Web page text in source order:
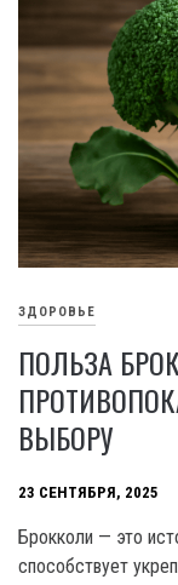
ЗДОРОВЬЕ
ПОЛЬЗА
ВЫБОРУ
23 СЕНТЯБРЯ, 2025
Брокколи — это
способствует